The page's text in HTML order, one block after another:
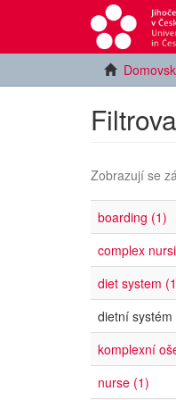
Zobrazují se
boarding (1)
complex
diet system
dietní systém
komplexní
nurse (1)